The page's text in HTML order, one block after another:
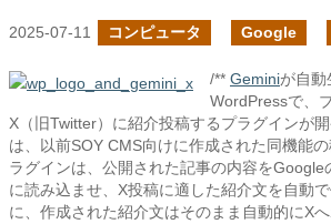
2025-07-11 コンピュータ Google
/** Geminiが自動
WordPressで、
X（旧Twitter）に紹介投稿するプラグインが
は、以前SOY CMS向けに作成された同機能
ラグインは、公開された記事の内容をGoogle
に読み込ませ、X投稿に適した紹介文を自動
に、作成された紹介文はそのまま自動的にX